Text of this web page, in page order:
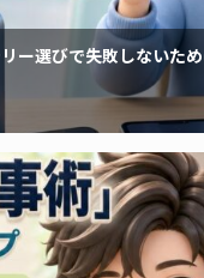
ー選びで失敗しないた